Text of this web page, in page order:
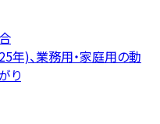
)、業務用・家庭用の動
り